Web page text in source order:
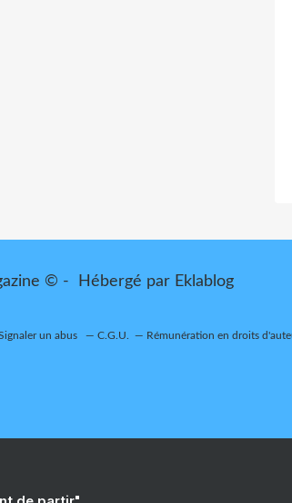
© - Hébergé par Eklablog
un abus C.G.U. Rémunération en droits